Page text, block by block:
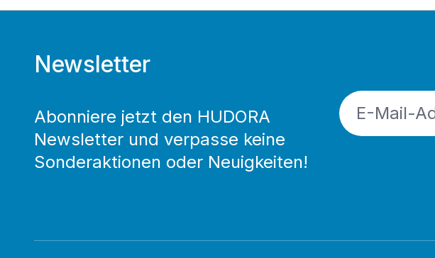
Newsletter
Abonniere jetzt den HUDORA
Newsletter und verpasse keine
Sonderaktionen oder Neuigkeiten!